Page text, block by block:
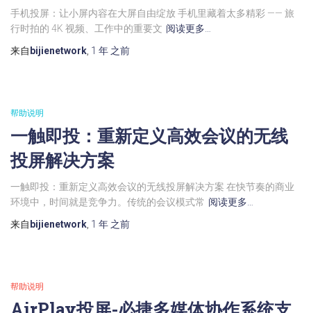
手机投屏：让小屏内容在大屏自由绽放 手机里藏着太多精彩 —— 旅
行时拍的 4K 视频、工作中的重要文 阅读更多…
来自 bijienetwork 1 年 之前
帮助说明
一触即投：重新定义高效会议的无线
投屏解决方案
一触即投：重新定义高效会议的无线投屏解决方案 在快节奏的商业
环境中，时间就是竞争力。传统的会议模式常 阅读更多…
来自 bijienetwork 1 年 之前
帮助说明